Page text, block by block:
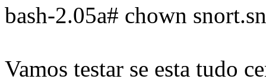
bash-2.05a# chown
Vamos testar se esta tudo